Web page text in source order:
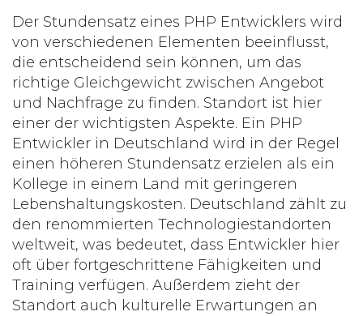
Der Stundensatz eines PHP Entwicklers wird
von verschiedenen Elementen beeinflusst,
die entscheidend sein können, um das
richtige Gleichgewicht zwischen Angebot
und Nachfrage zu finden. Standort ist hier
einer der wichtigsten Aspekte. Ein PHP
Entwickler in Deutschland wird in der Regel
einen höheren Stundensatz erzielen als ein
Kollege in einem Land mit geringeren
Lebenshaltungskosten. Deutschland zählt zu
den renommierten Technologiestandorten
weltweit, was bedeutet, dass Entwickler hier
oft über fortgeschrittene Fähigkeiten und
Training verfügen. Außerdem zieht der
Standort auch kulturelle Erwartungen an